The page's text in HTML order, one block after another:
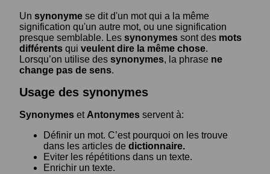
Un synonyme se dit d'un mot qui a la même
signification qu'un autre mot, ou une signification
presque semblable. Les synonymes sont des mots
différents qui veulent dire la même chose.
Lorsqu’on utilise des synonymes, la phrase ne
change pas de sens.
Usage des synonymes
Synonymes et Antonymes servent à:
Définir un mot. C’est pourquoi on les trouve
dans les articles de dictionnaire.
Eviter les répétitions dans un texte.
Enrichir un texte.